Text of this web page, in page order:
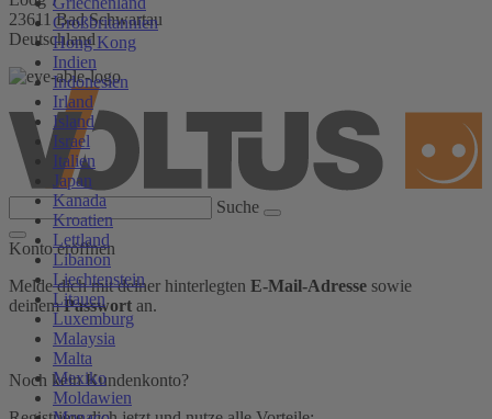
Großbritannien
Hong Kong
Indien
Indonesien
Irland
Island
Israel
Italien
Japan
Kanada
Kroatien
Lettland
Libanon
Liechtenstein
Litauen
Luxemburg
Malaysia
Malta
Mexiko
Moldawien
23611 Bad Schwartau
Deutschland
Suche
Konto eröffnen
Melde dich mit deiner hinterlegten E-Mail-Adresse sowie
deinemPasswort an.
Noch kein Kundenkonto?